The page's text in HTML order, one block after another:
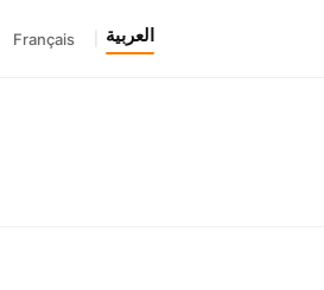
العربية Français